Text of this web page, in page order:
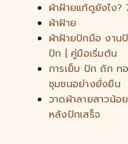
ผ้าฝ้ายแท้ดูยังไง?
ผ้าฝ้าย
ผ้าฝ้ายปักมือ งา
ปัก | คู่มือเริ่มต้น
การเย็บ ปัก ถัก ท
ชุมชนอย่างยั่งยืน
วาดผ้าลายสาวน้อ
หลังปักเสร็จ